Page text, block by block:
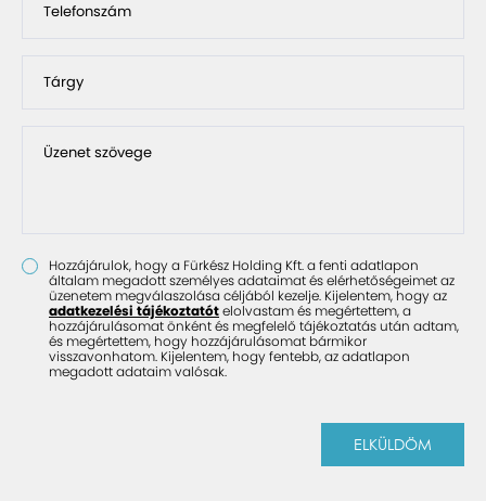
Telefonszám
Tárgy
Üzenet szövege
Hozzájárulok, hogy a Fürkész Holding Kft. a fenti adatlapon
általam megadott személyes adataimat és elérhetőségeimet az
üzenetem megválaszolása céljából kezelje. Kijelentem, hogy az
adatkezelési tájékoztatótelolvastam és megértettem, a
hozzájárulásomat önként és megfelelő tájékoztatás után adtam,
és megértettem, hogy hozzájárulásomat bármikor
visszavonhatom. Kijelentem, hogy fentebb, az adatlapon
megadott adataim valósak.
ELKÜLDÖM